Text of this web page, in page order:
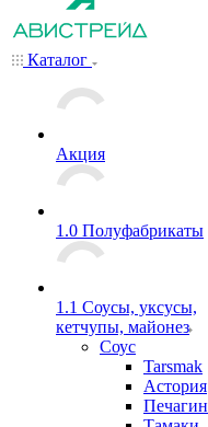
Каталог
Акция
1.0 Полуфабрикаты
1.1 Соусы, уксусы,
кетчупы, майонез
Соус
Tarsmak
Астория
Печагин